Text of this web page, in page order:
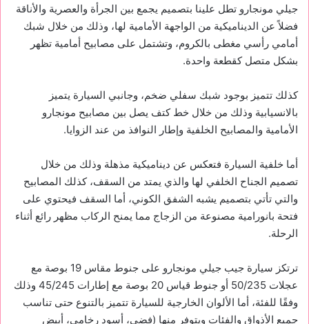
جيلي مونجارو تطل علينا بتصميم يجمع بين الجرأة والعصرية والأناقة
فضلاً عن الديناميكية من الواجهة الأمامية لها، وذلك من خلال شبك
أمامي رأسي مغطى بالكروم، وتشتمل على مصابيح أمامية تظهر
بشكل متصل كقطعة واحدة.
كذلك تتميز بوجود شبك سفلي ضخم، وجانبي السيارة يتميز
بالانسيابية وذلك من خلال خط كتف يصل بين مصابيح مونجارو
الأمامية والمصابيح الخلفية وإطار النوافذ من عند الزوايا.
أما خلفية السيارة فتعكس عن ديناميكية مذهلة وذلك من خلال
تصميم الجناح الخلفي لها والذي يمتد من السقف، كذلك المصابيح
والتي تأتي بتصميم يشبه الشفق الكوني، أما السقف فيحتوي على
فتحة بانورامية مصنوعة من الزجاج مما يمنح الركاب مظهر رائع أثناء
الرحلة.
ترتكز سيارة جيب جيلي مونجارو على جنوط مقاس 19 بوصة مع
عجلات 50/235 أو جنوط قياس 20 بوصة مع إطارات 45/245 وذلك
وفقًا للفئة، أما الألوان الخارجية للسيارة تتميز بالتنوع حتى تناسب
جميع الأذواق والفئات ويتوفر منها (فضي، أسود رخامي، أبيض